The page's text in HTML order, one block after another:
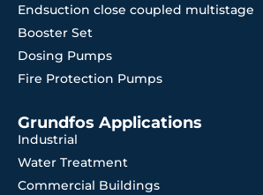
Endsuction close coupled multistage
Booster Set
Dosing Pumps
Fire Protection Pumps
Grundfos Applications
Industrial
Water Treatment
Commercial Buildings